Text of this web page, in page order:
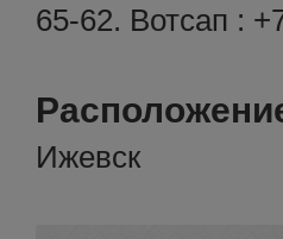
65-62. Вотсап :
Ижевск